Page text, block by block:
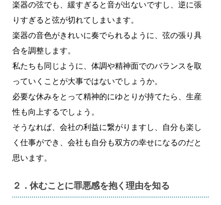
楽器の弦でも、緩すぎると音が出ないですし、逆に張
りすぎると弦が切れてしまいます。
楽器の音色がきれいに奏でられるように、弦の張り具
合を調整します。
私たちも同じように、体調や精神面でのバランスを取
っていくことが大事ではないでしょうか。
必要な休みをとって精神的にゆとりが持てたら、生産
性も向上するでしょう。
そうなれば、会社の利益に繋がりますし、自分も楽し
く仕事ができ、会社も自分も双方の幸せになるのだと
思います。
２．休むことに罪悪感を抱く理由を知る